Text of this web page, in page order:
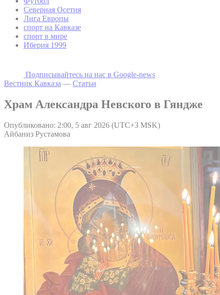
Северная Осетия
Лига Европы
спорт на Кавказе
спорт в мире
Иберия 1999
Подписывайтесь на наc в Google-news
Вестник Кавказа — Статьи
Храм Александра Невского в Гяндже
Опубликовано: 2:00, 5 авг 2026 (UTC+3 MSK)
Айбаниз Рустамова